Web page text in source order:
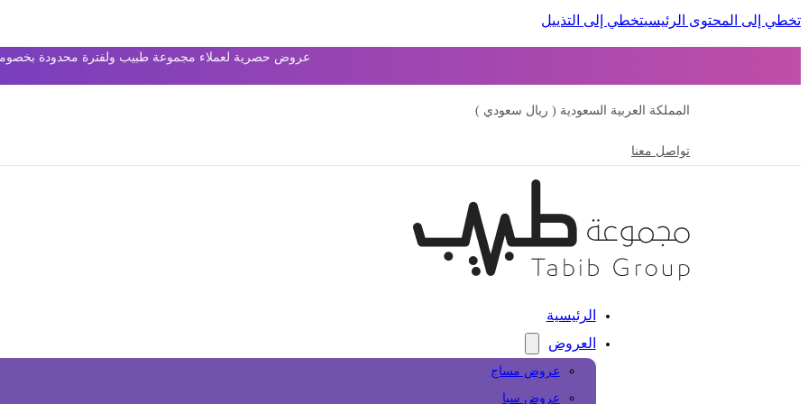
تخطي إلى المحتوى الرئيسيتخطي إلى التذييل
عروض حصرية لعملاء مجموعة طبيب ولفترة محدودة بخصومات
المملكة العربية السعودية ( ريال سعودي )
تواصل معنا
الرئيسية
العروض
عروض مساج
عروض سبا